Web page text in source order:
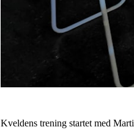
Kveldens trening startet med